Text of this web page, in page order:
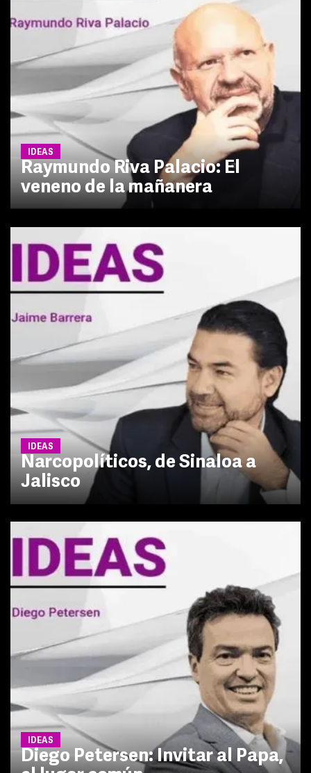
IDEAS
Raymundo Riva Palacio: El
veneno de la mañanera
IDEAS
Narcopolíticos, de Sinaloa a
Jalisco
IDEAS
Diego Petersen: Invitar al Papa,